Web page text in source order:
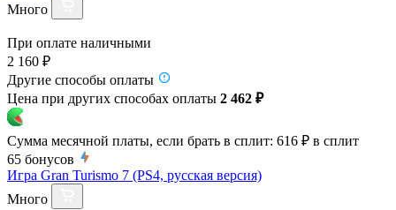
Много
При оплате наличными
2 160 ₽
Другие способы оплаты
Цена при других способах оплаты 2 462 ₽
Сумма месячной платы, если брать в сплит: 616 ₽ в сплит
65 бонусов
Игра Gran Turismo 7 (PS4, русская версия)
Много